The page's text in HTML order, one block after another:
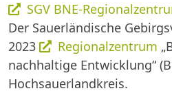
SGV BNE-
Der Sauerländische
2023
Regionalzentrum
nachhaltige Entwicklung“
Hochsauerlandkreis.